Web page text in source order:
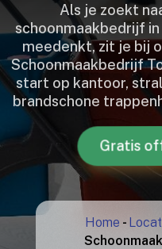
Als je zoekt
schoonmaakbedrijf
meedenkt, zit je bij
Schoonmaakbedrijf
start op kantoor,
brandschone
Gratis
Home -